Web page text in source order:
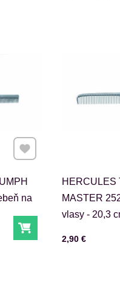
na
Do košíka
Pridať k Obľúbeným
HERCULES
MASTER
vlasy - 20,3
Cena s DPH
2,90 €